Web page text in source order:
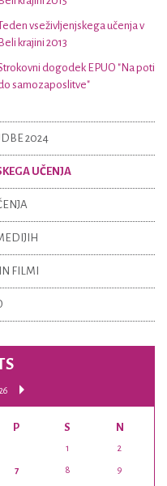
vseživljenjskega učenja v
Beli krajini 2013
dogodek EPUO "Na poti
samozaposlitve"
2024
UČENJA
FILMI
P S N
1 2
7 8 9